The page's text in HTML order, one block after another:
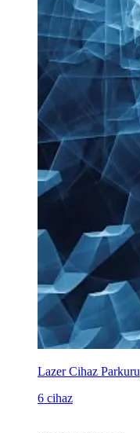
Lazer Cihaz Parkuru
6 cihaz